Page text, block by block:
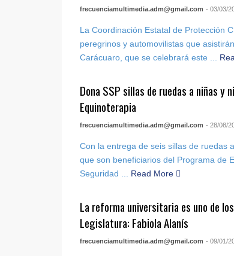
frecuenciamultimedia.adm@gmail.com - 03/03/
La Coordinación Estatal de Protección
peregrinos y automovilistas que
Carácuaro, que se celebrará este ...
Dona SSP sillas de ruedas a niñas y
Equinoterapia
frecuenciamultimedia.adm@gmail.com - 28/08/
Con la entrega de seis sillas de ruedas
que son beneficiarios del Programa de
Seguridad ... Read More
La reforma universitaria es uno de
Legislatura: Fabiola Alanís
frecuenciamultimedia.adm@gmail.com - 09/01/